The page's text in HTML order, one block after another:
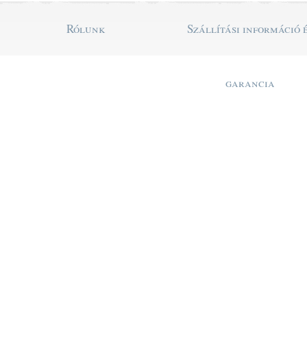
Rólunk Szállítási információ
garancia